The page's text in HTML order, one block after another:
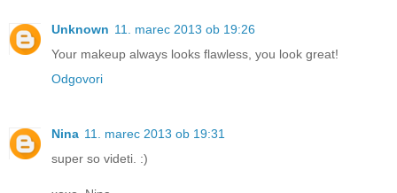
Unknown 11. marec 2013 ob 19:26
Your makeup always looks flawless, you look great!
Odgovori
Nina 11. marec 2013 ob 19:31
super so videti. :)